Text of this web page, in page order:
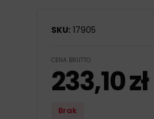
SKU: 17905
CENA BRUTTO
233,10zł
Brak